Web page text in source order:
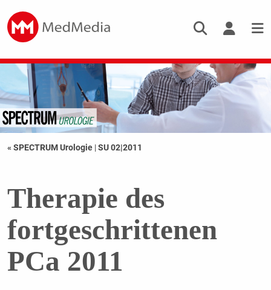
« SPECTRUM Urologie |SU 02|2011
Therapie des
fortgeschrittenen
PCa 2011